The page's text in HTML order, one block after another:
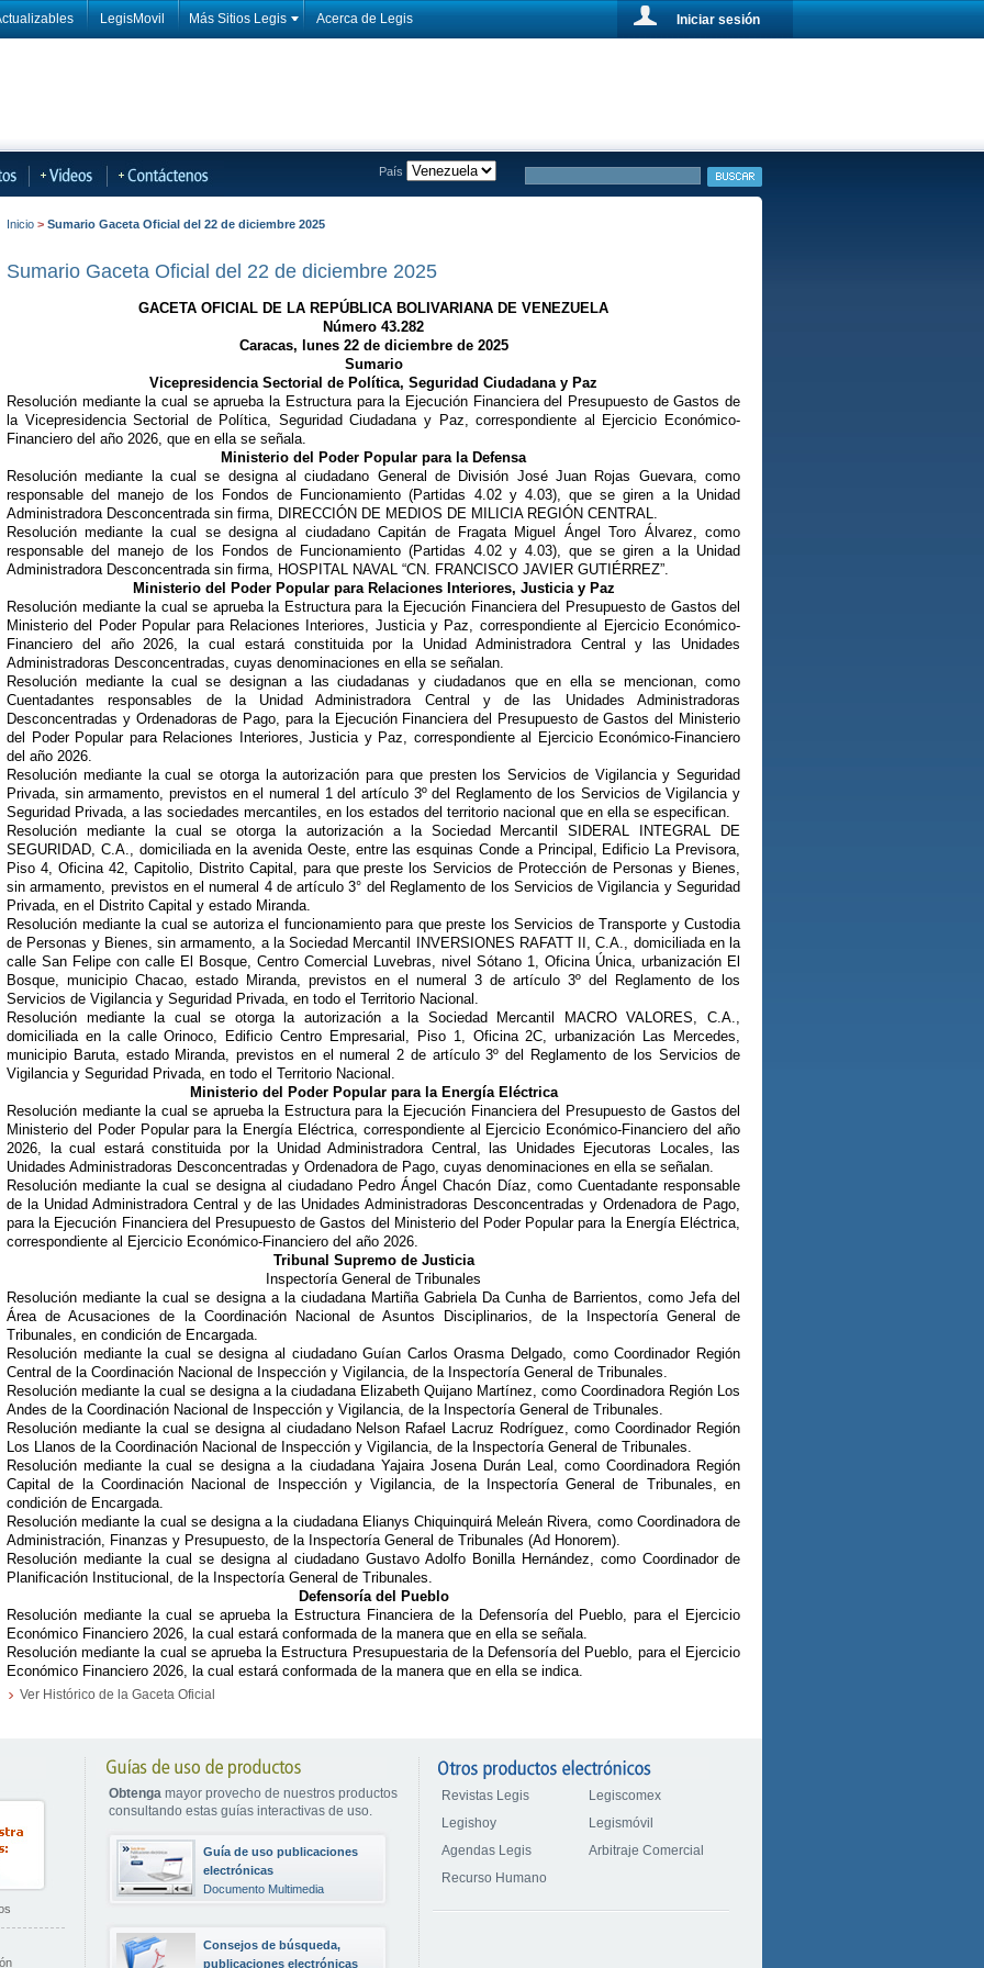
LegisMovil Más Sitios Legis Acerca de Legis Iniciar sesión
País
Inicio > Sumario Gaceta Oficial del 22 de diciembre 2025
Sumario Gaceta Oficial del 22 de diciembre 2025
GACETA OFICIAL DE LA REPÚBLICA BOLIVARIANA DE VENEZUELA
Número 43.282
Caracas, lunes 22 de diciembre de 2025
Sumario
Vicepresidencia Sectorial de Política, Seguridad Ciudadana y Paz
Resolución mediante la cual se aprueba la Estructura para la Ejecución Financiera del Presupuesto de Gastos de
la Vicepresidencia Sectorial de Política, Seguridad Ciudadana y Paz, correspondiente al Ejercicio Económico-
Financiero del año 2026, que en ella se señala.
Ministerio del Poder Popular para la Defensa
Resolución mediante la cual se designa al ciudadano General de División José Juan Rojas Guevara, como
responsable del manejo de los Fondos de Funcionamiento (Partidas 4.02 y 4.03), que se giren a la Unidad
Administradora Desconcentrada sin firma, DIRECCIÓN DE MEDIOS DE MILICIA REGIÓN CENTRAL.
Resolución mediante la cual se designa al ciudadano Capitán de Fragata Miguel Ángel Toro Álvarez, como
responsable del manejo de los Fondos de Funcionamiento (Partidas 4.02 y 4.03), que se giren a la Unidad
Administradora Desconcentrada sin firma, HOSPITAL NAVAL “CN. FRANCISCO JAVIER GUTIÉRREZ”.
Ministerio del Poder Popular para Relaciones Interiores, Justicia y Paz
Resolución mediante la cual se aprueba la Estructura para la Ejecución Financiera del Presupuesto de Gastos del
Ministerio del Poder Popular para Relaciones Interiores, Justicia y Paz, correspondiente al Ejercicio Económico-
Financiero del año 2026, la cual estará constituida por la Unidad Administradora Central y las Unidades
Administradoras Desconcentradas, cuyas denominaciones en ella se señalan.
Resolución mediante la cual se designan a las ciudadanas y ciudadanos que en ella se mencionan, como
Cuentadantes responsables de la Unidad Administradora Central y de las Unidades Administradoras
Desconcentradas y Ordenadoras de Pago, para la Ejecución Financiera del Presupuesto de Gastos del Ministerio
del Poder Popular para Relaciones Interiores, Justicia y Paz, correspondiente al Ejercicio Económico-Financiero
del año 2026.
Resolución mediante la cual se otorga la autorización para que presten los Servicios de Vigilancia y Seguridad
Privada, sin armamento, previstos en el numeral 1 del artículo 3º del Reglamento de los Servicios de Vigilancia y
Seguridad Privada, a las sociedades mercantiles, en los estados del territorio nacional que en ella se especifican.
Resolución mediante la cual se otorga la autorización a la Sociedad Mercantil SIDERAL INTEGRAL DE
SEGURIDAD, C.A., domiciliada en la avenida Oeste, entre las esquinas Conde a Principal, Edificio La Previsora,
Piso 4, Oficina 42, Capitolio, Distrito Capital, para que preste los Servicios de Protección de Personas y Bienes,
sin armamento, previstos en el numeral 4 de artículo 3° del Reglamento de los Servicios de Vigilancia y Seguridad
Privada, en el Distrito Capital y estado Miranda.
Resolución mediante la cual se autoriza el funcionamiento para que preste los Servicios de Transporte y Custodia
de Personas y Bienes, sin armamento, a la Sociedad Mercantil INVERSIONES RAFATT II, C.A., domiciliada en la
calle San Felipe con calle El Bosque, Centro Comercial Luvebras, nivel Sótano 1, Oficina Única, urbanización El
Bosque, municipio Chacao, estado Miranda, previstos en el numeral 3 de artículo 3º del Reglamento de los
Servicios de Vigilancia y Seguridad Privada, en todo el Territorio Nacional.
Resolución mediante la cual se otorga la autorización a la Sociedad Mercantil MACRO VALORES, C.A.,
domiciliada en la calle Orinoco, Edificio Centro Empresarial, Piso 1, Oficina 2C, urbanización Las Mercedes,
municipio Baruta, estado Miranda, previstos en el numeral 2 de artículo 3º del Reglamento de los Servicios de
Vigilancia y Seguridad Privada, en todo el Territorio Nacional.
Ministerio del Poder Popular para la Energía Eléctrica
Resolución mediante la cual se aprueba la Estructura para la Ejecución Financiera del Presupuesto de Gastos del
Ministerio del Poder Popular para la Energía Eléctrica, correspondiente al Ejercicio Económico-Financiero del año
2026, la cual estará constituida por la Unidad Administradora Central, las Unidades Ejecutoras Locales, las
Unidades Administradoras Desconcentradas y Ordenadora de Pago, cuyas denominaciones en ella se señalan.
Resolución mediante la cual se designa al ciudadano Pedro Ángel Chacón Díaz, como Cuentadante responsable
de la Unidad Administradora Central y de las Unidades Administradoras Desconcentradas y Ordenadora de Pago,
para la Ejecución Financiera del Presupuesto de Gastos del Ministerio del Poder Popular para la Energía Eléctrica,
correspondiente al Ejercicio Económico-Financiero del año 2026.
Tribunal Supremo de Justicia
Inspectoría General de Tribunales
Resolución mediante la cual se designa a la ciudadana Martiña Gabriela Da Cunha de Barrientos, como Jefa del
Área de Acusaciones de la Coordinación Nacional de Asuntos Disciplinarios, de la Inspectoría General de
Tribunales, en condición de Encargada.
Resolución mediante la cual se designa al ciudadano Guían Carlos Orasma Delgado, como Coordinador Región
Central de la Coordinación Nacional de Inspección y Vigilancia, de la Inspectoría General de Tribunales.
Resolución mediante la cual se designa a la ciudadana Elizabeth Quijano Martínez, como Coordinadora Región Los
Andes de la Coordinación Nacional de Inspección y Vigilancia, de la Inspectoría General de Tribunales.
Resolución mediante la cual se designa al ciudadano Nelson Rafael Lacruz Rodríguez, como Coordinador Región
Los Llanos de la Coordinación Nacional de Inspección y Vigilancia, de la Inspectoría General de Tribunales.
Resolución mediante la cual se designa a la ciudadana Yajaira Josena Durán Leal, como Coordinadora Región
Capital de la Coordinación Nacional de Inspección y Vigilancia, de la Inspectoría General de Tribunales, en
condición de Encargada.
Resolución mediante la cual se designa a la ciudadana Elianys Chiquinquirá Meleán Rivera, como Coordinadora de
Administración, Finanzas y Presupuesto, de la Inspectoría General de Tribunales (Ad Honorem).
Resolución mediante la cual se designa al ciudadano Gustavo Adolfo Bonilla Hernández, como Coordinador de
Planificación Institucional, de la Inspectoría General de Tribunales.
Defensoría del Pueblo
Resolución mediante la cual se aprueba la Estructura Financiera de la Defensoría del Pueblo, para el Ejercicio
Económico Financiero 2026, la cual estará conformada de la manera que en ella se señala.
Resolución mediante la cual se aprueba la Estructura Presupuestaria de la Defensoría del Pueblo, para el Ejercicio
Económico Financiero 2026, la cual estará conformada de la manera que en ella se indica.
Ver Histórico de la Gaceta Oficial
Obtenga mayor provecho de nuestros productos
consultando estas guías interactivas de uso.
Guía de uso publicaciones
electrónicas
Documento Multimedia
Consejos de búsqueda,
publicaciones electrónicas
Revistas Legis
Legiscomex
Legishoy
Legismóvil
Agendas Legis
Arbitraje Comercial
Recurso Humano